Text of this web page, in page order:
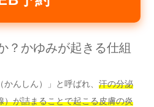
？かゆみが起きる仕組
んしん）」と呼ばれ、 汗の分泌
）が詰まることで起こる皮膚の炎